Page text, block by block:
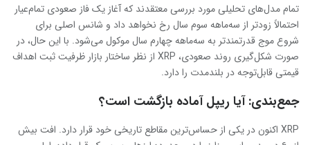
تمام مدل‌های تحلیلی مورد بررسی معتقدند که آغاز یک فاز صعودی تمام‌عیار
احتمالاً زودتر از سه‌ماهه سوم سال رخ نخواهد داد و شانس اصلی برای
شروع موج قدرتمندتر به سه‌ماهه چهارم سال موکول می‌شود. با این حال، در
صورت شکل‌گیری روند صعودی، XRP از نظر ساختار بازار ظرفیت ثبت اهداف
قیمتی قابل‌توجه در بلندمدت را دارد.
جمع‌بندی: آیا ریپل آماده بازگشت است؟
XRP اکنون در یکی از حساس‌ترین مقاطع تاریخی خود قرار دارد. افت بیش